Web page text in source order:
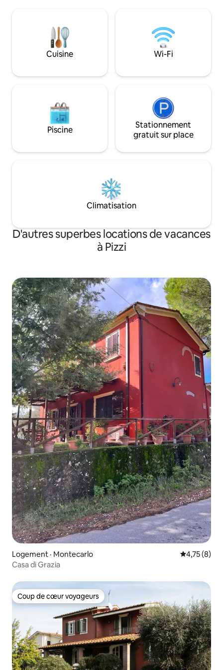
expérience inoubliable. La base idéale
pour découvrir la Toscane, située à un
emplacement stratégique à mi-chemin
entre Florence et Pise.
avec un espace
panoramique
les vignobles
uniques.
Cuisine Wi-Fi
Piscine
Stationnement
gratuit sur place
Climatisation
D'autres superbes locations de vacances
à Pizzi
Logement · Montecarlo Note
4,75 (8)
Casa di Grazia
Coup de cœur voyageurs
Coup de cœur voyageurs